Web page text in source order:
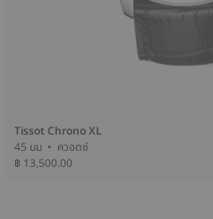
Tissot Chrono XL
45 มม • ควอตซ์
฿ 13,500.00